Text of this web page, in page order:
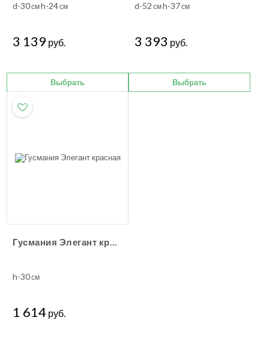
d-30смh-24см
3 139 руб.
Выбрать
d-52 смh-37см
3 393 руб.
Выбрать
Гусмания Элегант красная
h-30см
1 614 руб.